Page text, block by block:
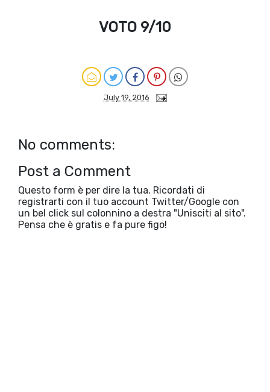
VOTO 9/10
July 19, 2016
No comments:
Post a Comment
Questo form è per dire la tua. Ricordati di
registrarti con il tuo account Twitter/Google con
un bel click sul colonnino a destra "Unisciti al sito".
Pensa che è gratis e fa pure figo!